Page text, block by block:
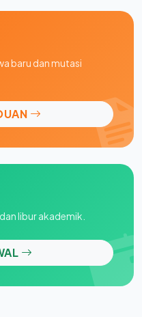
baru dan mutasi
libur akademik.